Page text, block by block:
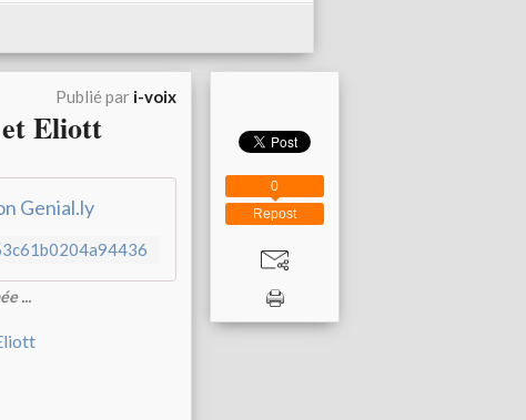
Publié par i-voix
Eliott
Genial.ly
...
Repost
0